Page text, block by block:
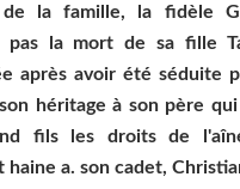
de la famille, la fidèle
pas la mort de sa fille
après avoir été séduite
héritage à son père
fils les droits de
haine a. son cadet,